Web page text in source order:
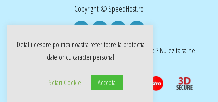
Copyright © SpeedHost.ro
realizat de Dow Media | ai nevoie de o pagina web ? Nu ezita sa ne
cotactati dow-media.ro
Detalii despre politica noastra referitoare la protectia
datelor cu caracter personal
Setari Cookie Accepta